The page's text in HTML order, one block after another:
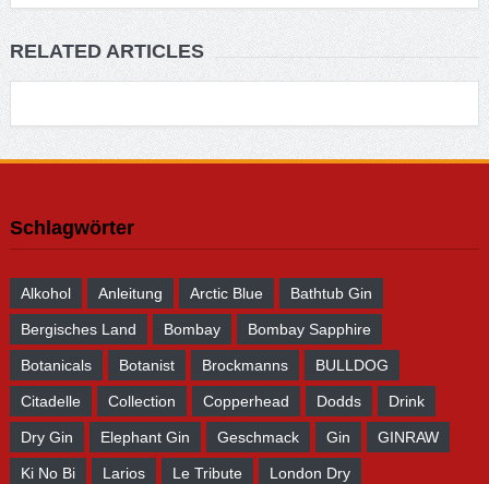
RELATED ARTICLES
Schlagwörter
Alkohol Anleitung Arctic Blue Bathtub Gin
Bergisches Land Bombay Bombay Sapphire
Botanicals Botanist Brockmanns BULLDOG
Citadelle Collection Copperhead Dodds Drink
Dry Gin Elephant Gin Geschmack Gin GINRAW
Ki No Bi Larios Le Tribute London Dry